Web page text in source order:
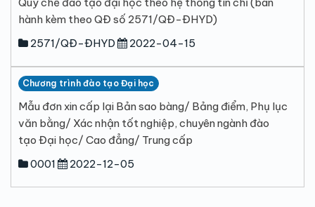
hành kèm theo QĐ số 2571/QĐ-ĐHYD)
2571/QĐ-ĐHYD
2022-04-15
Chương trình đào tạo Đại học
Mẫu đơn xin cấp lại Bản sao bàng/ Bảng điểm, Phụ lục
văn bằng/ Xác nhận tốt nghiệp, chuyên ngành đào
tạo Đại học/ Cao đẳng/ Trung cấp
0001
2022-12-05